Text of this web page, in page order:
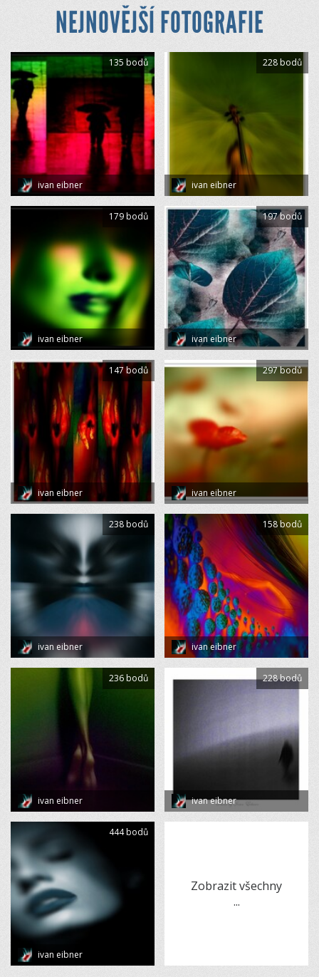
NEJNOVĚJŠÍ FOTOGRAFIE
ivan eibner
135 bodů
ivan eibner
228 bodů
ivan eibner
179 bodů
ivan eibner
197 bodů
ivan eibner
147 bodů
ivan eibner
297 bodů
ivan eibner
238 bodů
ivan eibner
158 bodů
ivan eibner
236 bodů
ivan eibner
228 bodů
ivan eibner
444 bodů
Zobrazit všechny
...